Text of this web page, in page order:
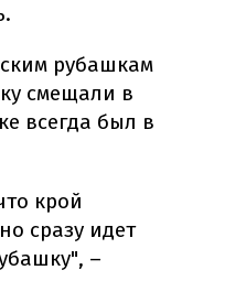
рубашкам
смещали в
всегда был в
крой
сразу идет
–